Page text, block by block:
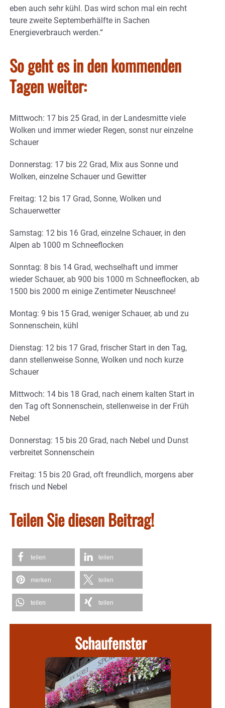
eben auch sehr kühl. Das wird schon mal ein recht
teure zweite Septemberhälfte in Sachen
Energieverbrauch werden.“
So geht es in den kommenden
Tagen weiter:
Mittwoch: 17 bis 25 Grad, in der Landesmitte viele
Wolken und immer wieder Regen, sonst nur einzelne
Schauer
Donnerstag: 17 bis 22 Grad, Mix aus Sonne und
Wolken, einzelne Schauer und Gewitter
Freitag: 12 bis 17 Grad, Sonne, Wolken und
Schauerwetter
Samstag: 12 bis 16 Grad, einzelne Schauer, in den
Alpen ab 1000 m Schneeflocken
Sonntag: 8 bis 14 Grad, wechselhaft und immer
wieder Schauer, ab 900 bis 1000 m Schneeflocken, ab
1500 bis 2000 m einige Zentimeter Neuschnee!
Montag: 9 bis 15 Grad, weniger Schauer, ab und zu
Sonnenschein, kühl
Dienstag: 12 bis 17 Grad, frischer Start in den Tag,
dann stellenweise Sonne, Wolken und noch kurze
Schauer
Mittwoch: 14 bis 18 Grad, nach einem kalten Start in
den Tag oft Sonnenschein, stellenweise in der Früh
Nebel
Donnerstag: 15 bis 20 Grad, nach Nebel und Dunst
verbreitet Sonnenschein
Freitag: 15 bis 20 Grad, oft freundlich, morgens aber
frisch und Nebel
Teilen Sie diesen Beitrag!
teilen teilen
merken teilen
teilen teilen
Schaufenster